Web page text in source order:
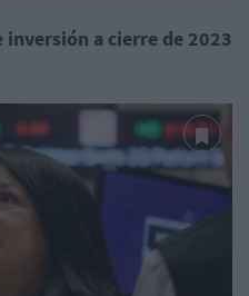
a cierre de 2023